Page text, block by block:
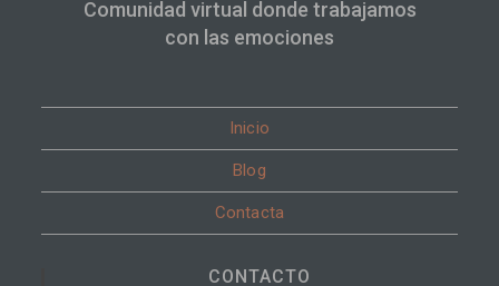
Comunidad virtual donde trabajamos
con las emociones
Inicio
Blog
Contacta
CONTACTO